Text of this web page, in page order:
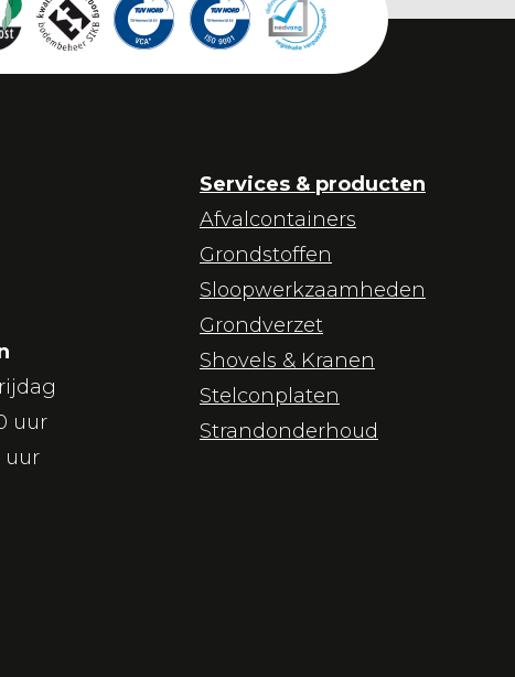
uur
uur
Services & producten
Afvalcontainers
Grondstoffen
Sloopwerkzaamheden
Grondverzet
Shovels & Kranen
Stelconplaten
Strandonderhoud